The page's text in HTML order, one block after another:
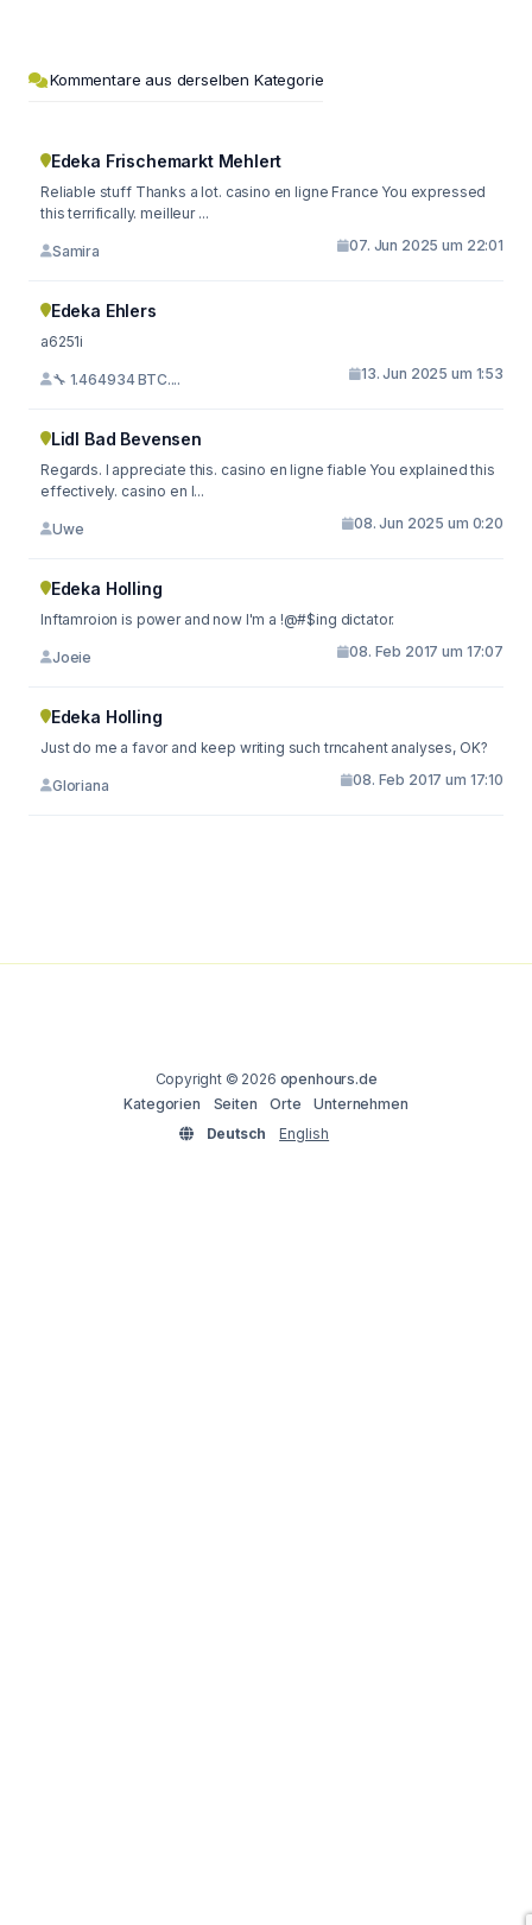
Kommentare aus derselben Kategorie
Edeka Frischemarkt Mehlert
Reliable stuff Thanks a lot. casino en ligne France You expressed
this terrifically. meilleur ...
Samira 07. Jun 2025 um 22:01
Edeka Ehlers
a6251i
🔧 1.464934 BTC.... 13. Jun 2025 um 1:53
Lidl Bad Bevensen
Regards. I appreciate this. casino en ligne fiable You explained this
effectively. casino en l...
Uwe 08. Jun 2025 um 0:20
Edeka Holling
Inftamroion is power and now I'm a !@#$ing dictator.
Joeie 08. Feb 2017 um 17:07
Edeka Holling
Just do me a favor and keep writing such trncahent analyses, OK?
Gloriana 08. Feb 2017 um 17:10
Copyright © 2026 openhours.de
Kategorien
Seiten Orte
Unternehmen
Deutsch
English